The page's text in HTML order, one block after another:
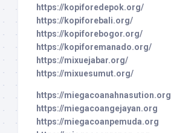
https://kopiforedepok.org/
https://kopiforebali.org/
https://kopiforebogor.org/
https://kopiforemanado.org/
https://mixuejabar.org/
https://mixuesumut.org/
https://miegacoanahnasution.org
https://miegacoangejayan.org
https://miegacoanpemuda.org